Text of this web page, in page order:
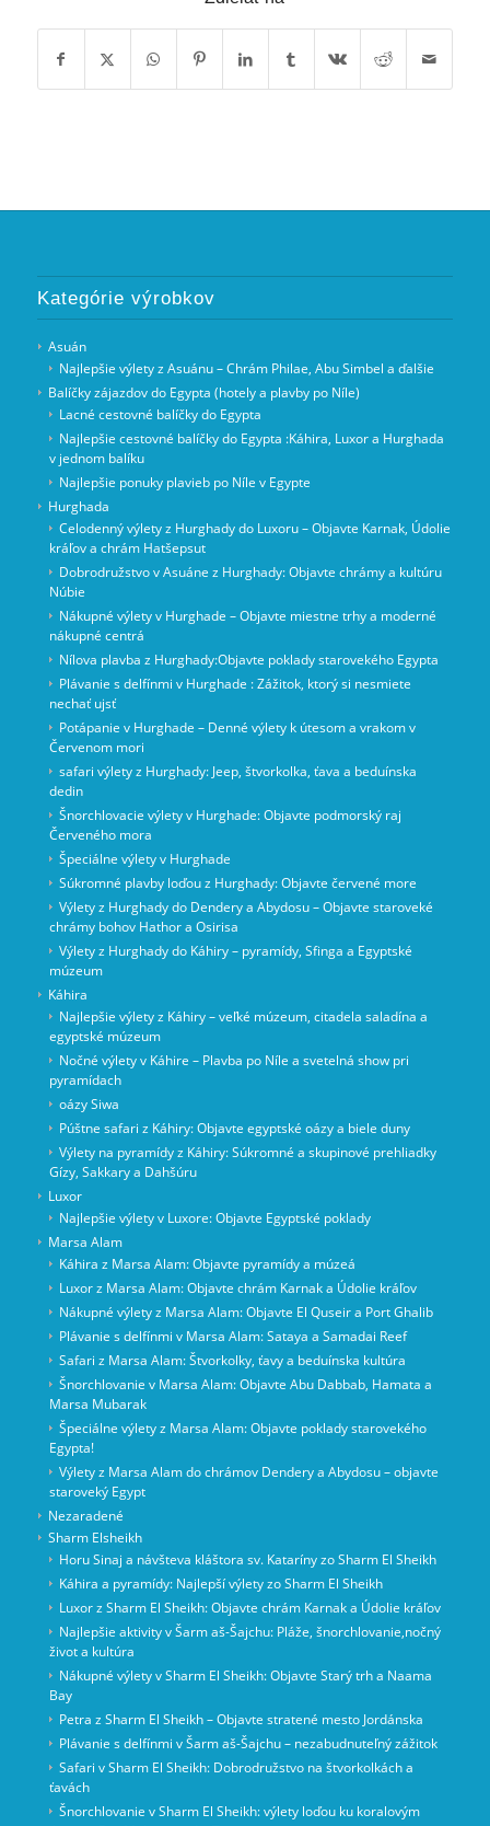
Kategórie výrobkov
Asuán
Najlepšie výlety z Asuánu – Chrám Philae, Abu Simbel a ďalšie
Balíčky zájazdov do Egypta (hotely a plavby po Níle)
Lacné cestovné balíčky do Egypta
Najlepšie cestovné balíčky do Egypta :Káhira, Luxor a Hurghada
v jednom balíku
Najlepšie ponuky plavieb po Níle v Egypte
Hurghada
Celodenný výlety z Hurghady do Luxoru – Objavte Karnak, Údolie
kráľov a chrám Hatšepsut
Dobrodružstvo v Asuáne z Hurghady: Objavte chrámy a kultúru
Núbie
Nákupné výlety v Hurghade – Objavte miestne trhy a moderné
nákupné centrá
Nílova plavba z Hurghady:Objavte poklady starovekého Egypta
Plávanie s delfínmi v Hurghade : Zážitok, ktorý si nesmiete
nechať ujsť
Potápanie v Hurghade – Denné výlety k útesom a vrakom v
Červenom mori
safari výlety z Hurghady: Jeep, štvorkolka, ťava a beduínska
dedin
Šnorchlovacie výlety v Hurghade: Objavte podmorský raj
Červeného mora
Špeciálne výlety v Hurghade
Súkromné ​​plavby loďou z Hurghady: Objavte červené more
Výlety z Hurghady do Dendery a Abydosu – Objavte staroveké
chrámy bohov Hathor a Osirisa
Výlety z Hurghady do Káhiry – pyramídy, Sfinga a Egyptské
múzeum
Káhira
Najlepšie výlety z Káhiry – veľké múzeum, citadela saladína a
egyptské múzeum
Nočné výlety v Káhire – Plavba po Níle a svetelná show pri
pyramídach
oázy Siwa
Púštne safari z Káhiry: Objavte egyptské oázy a biele duny
Výlety na pyramídy z Káhiry: Súkromné a skupinové prehliadky
Gízy, Sakkary a Dahšúru
Luxor
Najlepšie výlety v Luxore: Objavte Egyptské poklady
Marsa Alam
Káhira z Marsa Alam: Objavte pyramídy a múzeá
Luxor z Marsa Alam: Objavte chrám Karnak a Údolie kráľov
Nákupné výlety z Marsa Alam: Objavte El Quseir a Port Ghalib
Plávanie s delfínmi v Marsa Alam: Sataya a Samadai Reef
Safari z Marsa Alam: Štvorkolky, ťavy a beduínska kultúra
Šnorchlovanie v Marsa Alam: Objavte Abu Dabbab, Hamata a
Marsa Mubarak
Špeciálne výlety z Marsa Alam: Objavte poklady starovekého
Egypta!
Výlety z Marsa Alam do chrámov Dendery a Abydosu – objavte
staroveký Egypt
Nezaradené
Sharm Elsheikh
Horu Sinaj a návšteva kláštora sv. Kataríny zo Sharm El Sheikh
Káhira a pyramídy: Najlepší výlety zo Sharm El Sheikh
Luxor z Sharm El Sheikh: Objavte chrám Karnak a Údolie kráľov
Najlepšie aktivity v Šarm aš-Šajchu: Pláže, šnorchlovanie,nočný
život a kultúra
Nákupné výlety v Sharm El Sheikh: Objavte Starý trh a Naama
Bay
Petra z Sharm El Sheikh – Objavte stratené mesto Jordánska
Plávanie s delfínmi v Šarm aš-Šajchu – nezabudnuteľný zážitok
Safari v Sharm El Sheikh: Dobrodružstvo na štvorkolkách a
ťavách
Šnorchlovanie v Sharm El Sheikh: výlety loďou ku koralovým